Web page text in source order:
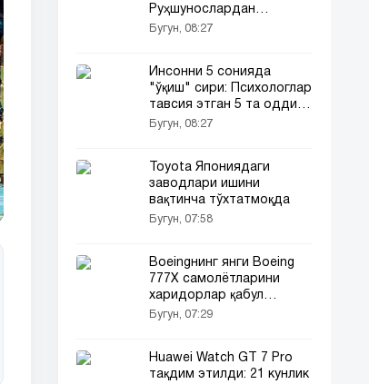
Руҳшунослардан
"антиқа" антирейтинг!
Бугун, 08:27
Инсонни 5 сонияда
"ўқиш" сири: Психологлар
тавсия этган 5 та оддий
усул
Бугун, 08:27
Toyota Япониядаги
заводлари ишини
вақтинча тўхтатмоқда
Бугун, 07:58
Boeingнинг янги Boeing
777X самолётларини
харидорлар қабул
қилмаяпти
Бугун, 07:29
Huawei Watch GT 7 Pro
тақдим этилди: 21 кунлик